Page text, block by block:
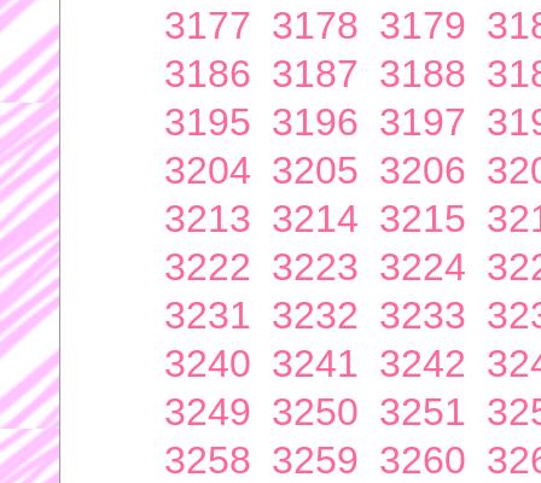
3177 3178 3179
3186 3187 3188
3195 3196 3197
3204 3205 3206
3213 3214 3215
3222 3223 3224
3231 3232 3233
3240 3241 3242
3249 3250 3251
3258 3259 3260